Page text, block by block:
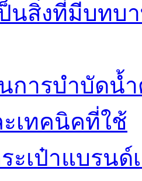
ป็นสิ่งที่มีบท
การบำบัดน้
เทคนิคที่ใช้
ะเป๋าแบรนด์